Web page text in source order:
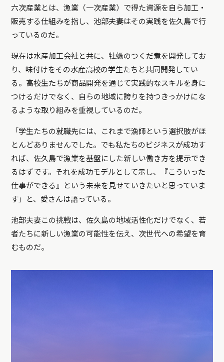
六次産業とは、漁業（一次産業）で得た資源を自ら加工・
販売する仕組みを指し、池部夫妻はその実践を佐久島で行
っているのだ。
現在は水産加工会社と共に、牡蠣のつくだ煮を開発してお
り、味付けをその水産高校の学生たちと共同開発してい
る。高校生たちが商品開発を通じて実践的なスキルを身に
つけるだけでなく、自らの地域に誇りを持つきっかけにな
るような取り組みを重視しているのだ。
「学生たちの就職先には、これまで漁師という選択肢がほ
とんどありませんでした。でも私たちのビジネスが成功す
れば、佐久島で漁業を基盤にした新しい働き方を提示でき
るはずです。それを成功モデルとして示し、『こういった
仕事ができる』という未来を見せていきたいと思っていま
す」と、愛さんは語っている。
池部夫妻この挑戦は、佐久島の地域活性化だけでなく、若
者たちに新しい漁業の可能性を伝え、次世代への希望を育
むものだ。